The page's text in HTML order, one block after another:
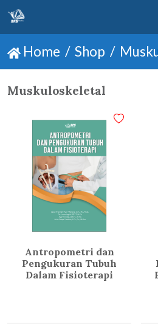
Home Shop
Muskuloskeletal
Antropometri dan
Pengukuran Tubuh
Dalam Fisioterapi